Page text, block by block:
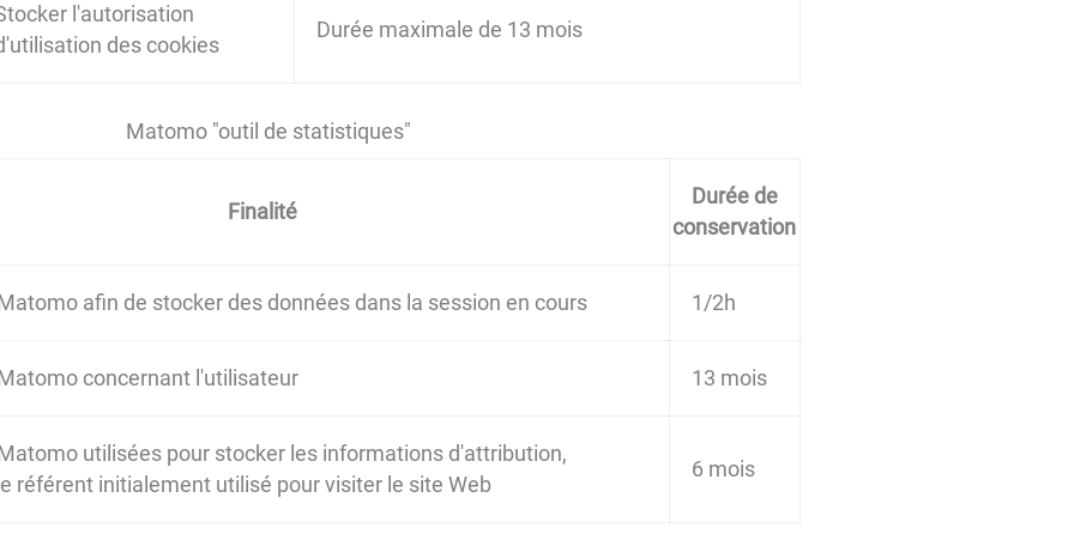
l'autorisation
des cookies
Durée maximale de 13 mois
Matomo "outil de statistiques"
Finalité
Durée de
conservation
afin de stocker des données dans la session en cours 1/2h
concernant l'utilisateur 13 mois
utilisées pour stocker les informations d'attribution,
référent initialement utilisé pour visiter le site Web
6 mois